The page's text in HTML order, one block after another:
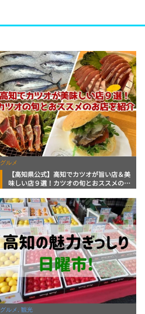
グルメ
【高知県公式】高知でカツオが旨い店＆美
味しい店９選！カツオの旬とおススメのお
グルメ, 観光